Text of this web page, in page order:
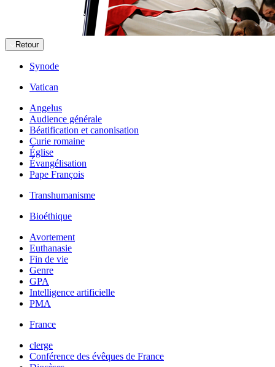
Retour
Synode
Vatican
Angelus
Audience générale
Béatification et canonisation
Curie romaine
Église
Évangélisation
Pape François
Transhumanisme
Bioéthique
Avortement
Euthanasie
Fin de vie
Genre
GPA
Intelligence artificielle
PMA
France
clerge
Conférence des évêques de France